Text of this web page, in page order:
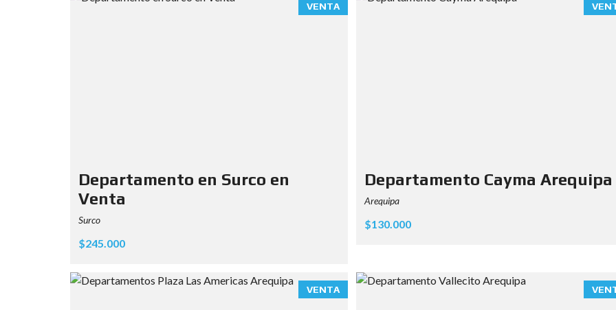
VENTA
Departamento en Surco en
Venta
Surco
$245.000
Departamento Cayma Arequipa
Arequipa
$130.000
VENTA